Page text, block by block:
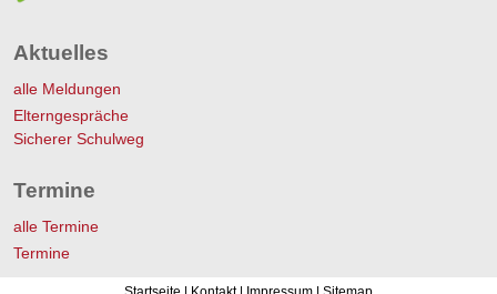
Aktuelles
alle Meldungen
Elterngespräche
Sicherer Schulweg
Termine
alle Termine
Termine